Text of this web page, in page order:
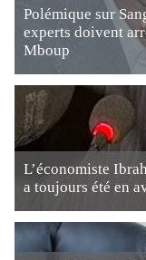
Polémique sur
experts doivent
Mboup
L’économiste
a toujours été en